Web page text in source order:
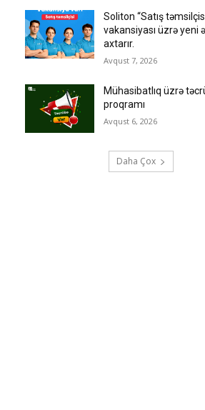
Soliton “Satış
vakansiyası üzrə yeni
axtarır.
Avqust 7, 2026
Mühasibatlıq üzrə
proqramı
Avqust 6, 2026
Daha Çox